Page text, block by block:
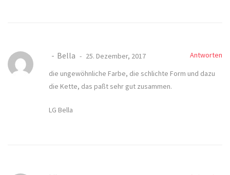
Bella 25. Dezember, 2017
Antworten
die ungewöhnliche Farbe, die schlichte Form und dazu
die Kette, das paßt sehr gut zusammen.
LG Bella